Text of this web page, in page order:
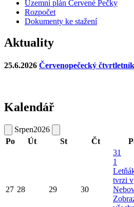
Územní plán Červené Pečky
Rozpočet
Dokumenty ke stažení
Aktuality
25.6.2026 Červenopečecký
Kalendář
Srpen2026
Po
Út St Čt
27 28 29 30
31
1
tvrzi v